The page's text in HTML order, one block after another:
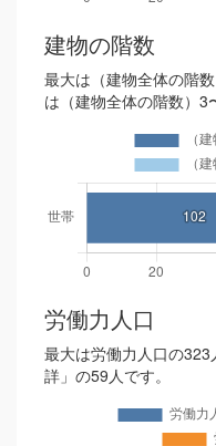
建物の階数
最大は（建物全体の階
は（建物全体の階数）3
労働力人口
最大は労働力人口の
詳」の59人です。